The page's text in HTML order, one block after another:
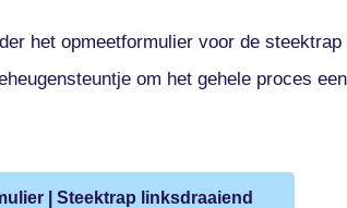
het opmeetformulier voor de
om het gehele proces
| Steektrap linksdraaiend